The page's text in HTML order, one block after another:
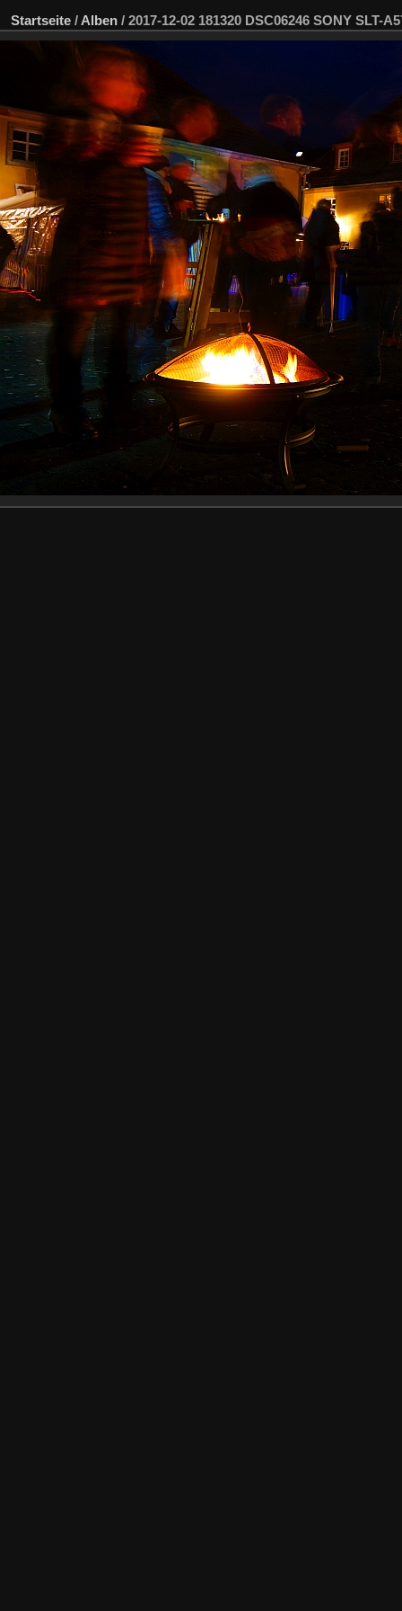
Startseite / Alben / 2017-12-02 181320 DSC06246 SONY SLT-